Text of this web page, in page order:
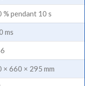
% pendant 10 s
ms
× 660 × 295 mm